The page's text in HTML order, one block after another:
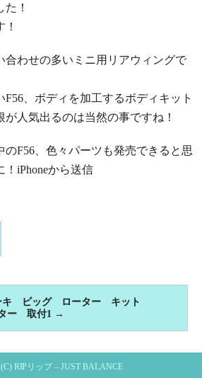
！
合わせの多いミニ用リアウィングで
、ボディを加工するボディキット
が人気出るのは当然の事ですね！
のF56、色々パーツも発売できると思
iPhoneから送信
キ ビッグ ローター キット
ー 取付1 →
RIPリップ – JUST BALANCE